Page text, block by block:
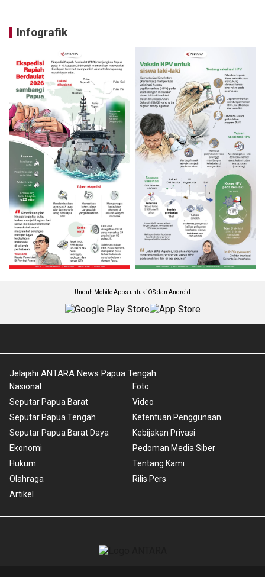
Infografik
Unduh Mobile Apps untuk iOS dan Android
Jelajahi ANTARA News Papua Tengah
Nasional
Seputar Papua Barat
Seputar Papua Tengah
Seputar Papua Barat Daya
Ekonomi
Hukum
Olahraga
Artikel
Foto
Video
Ketentuan Penggunaan
Kebijakan Privasi
Pedoman Media Siber
Tentang Kami
Rilis Pers